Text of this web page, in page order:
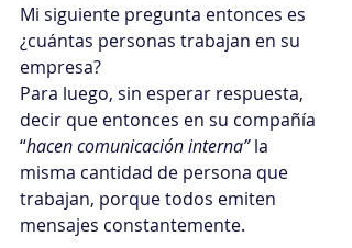
Mi siguiente pregunta entonces es
¿cuántas personas trabajan en su
empresa?
Para luego, sin esperar respuesta,
decir que entonces en su compañía
“hacen comunicación interna” la
misma cantidad de persona que
trabajan, porque todos emiten
mensajes constantemente.